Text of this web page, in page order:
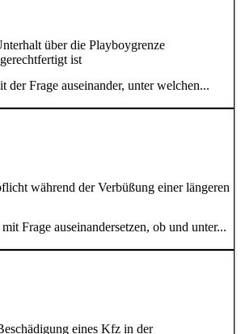
über die Playboygrenze
ist
der Frage auseinander, unter welchen...
während der Verbüßung einer längeren
Frage auseinandersetzen, ob und unter...
eines Kfz in der